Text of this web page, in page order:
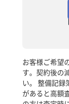
お客様ご希望
す。契約後の
い。 整備記録
があると高額